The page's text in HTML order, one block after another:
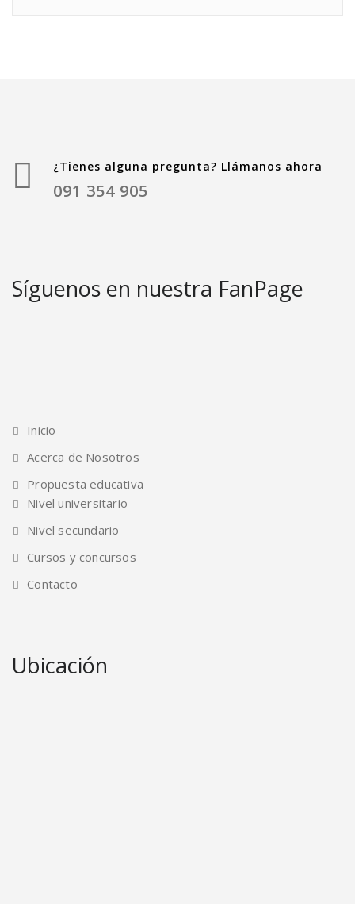
¿Tienes alguna pregunta? Llámanos ahora
091 354 905
Síguenos en nuestra FanPage
Inicio
Acerca de Nosotros
Propuesta educativa
Nivel universitario
Nivel secundario
Cursos y concursos
Contacto
Ubicación